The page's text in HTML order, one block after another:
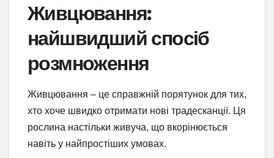
Живцювання:
найшвидший спосіб
розмноження
Живцювання – це справжній порятунок для тих,
хто хоче швидко отримати нові традесканції. Ця
рослина настільки живуча, що вкорінюється
навіть у найпростіших умовах.